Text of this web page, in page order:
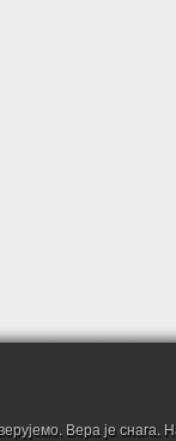
Вера је снага.